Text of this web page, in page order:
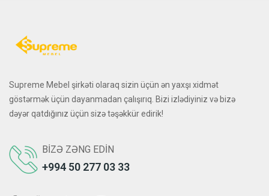
Supreme Mebel şirkəti olaraq sizin üçün ən yaxşı xidmət
göstərmək üçün dayanmadan çalışırıq. Bizi izlədiyiniz və bizə
dəyər qatdığınız üçün sizə təşəkkür edirik!
BIZƏ ZƏNG EDIN
+994 50 277 03 33